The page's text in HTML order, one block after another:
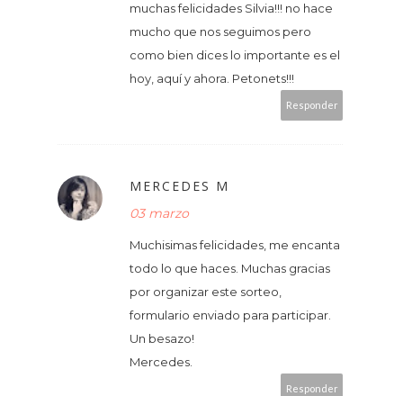
muchas felicidades Silvia!!! no hace
mucho que nos seguimos pero
como bien dices lo importante es el
hoy, aquí y ahora. Petonets!!!
Responder
MERCEDES M
03 marzo
Muchisimas felicidades, me encanta
todo lo que haces. Muchas gracias
por organizar este sorteo,
formulario enviado para participar.
Un besazo!
Mercedes.
Responder